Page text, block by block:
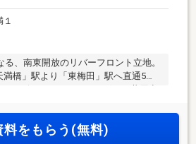
、南東開放のリバーフロント立地。
橋」駅より「東梅田」駅へ直通5
デザインされた、さまざまな共用空
料をもらう(無料)